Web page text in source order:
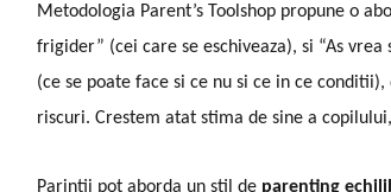
Metodologia Parent’s Toolshop propune o
frigider” (cei care se eschiveaza), si “As
(ce se poate face si ce nu si ce in ce
riscuri. Crestem atat stima de sine a
Parintii pot aborda un stil de parenting